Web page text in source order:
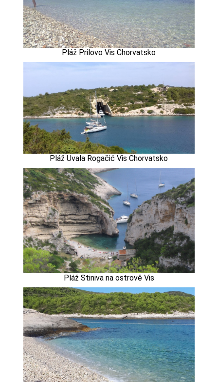
Pláž Prilovo Vis Chorvatsko
Pláž Uvala Rogačić Vis Chorvatsko
Pláž Stiniva na ostrově Vis